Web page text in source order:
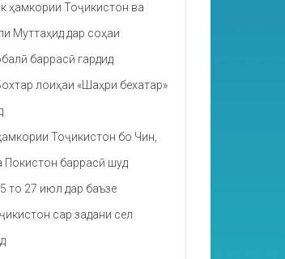
ҳамкории Тоҷикистон ва
Муттаҳид дар соҳаи
баррасӣ гардид
лоиҳаи «Шаҳри бехатар»
Тоҷикистон бо Чин,
Покистон баррасӣ шуд
то 27 июл дар баъзе
сар задани сел